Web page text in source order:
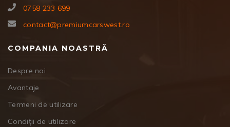
0758 233 699
contact@premiumcarswest.ro
COMPANIA NOASTRĂ
Despre noi
Avantaje
Termeni de utilizare
Condiții de utilizare